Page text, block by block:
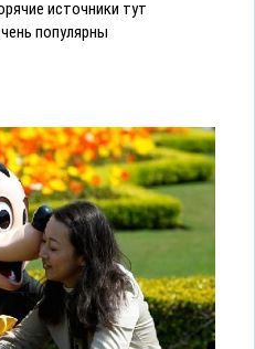
источники тут
популярны